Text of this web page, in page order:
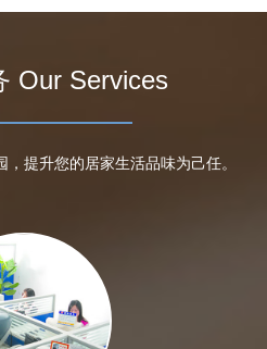
Our Services
提升您的居家生活品味为己任。